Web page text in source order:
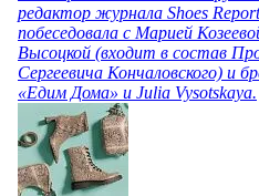
редактор журнала Shoes
побеседовала с Марией
Высоцкой (входит в состав
Сергеевича Кончаловского) и
«Едим Дома» и Julia Vysotskaya.